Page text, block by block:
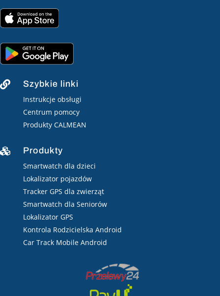
 Szybkie linki
Instrukcje obsługi
Centrum pomocy
Produkty CALMEAN
 Produkty
Smartwatch dla dzieci
Lokalizator pojazdów
Tracker GPS dla zwierząt
Smartwatch dla Seniorów
Lokalizator GPS
Kontrola Rodzicielska Android
Car Track Mobile Android